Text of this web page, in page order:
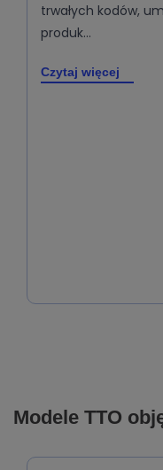
trwałych kodów,
produk…
Czytaj więcej
Modele TTO